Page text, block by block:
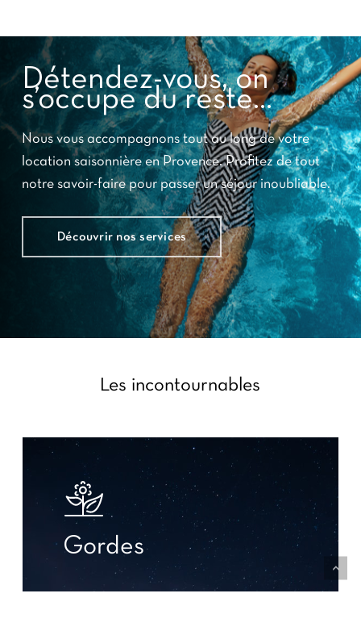
Détendez-vous, on
s’occupe du reste…
Nous vous accompagnons tout au long de votre
location saisonnière en Provence. Profitez de tout
notre savoir-faire pour passer un séjour inoubliable.
Découvrir nos services
Les incontournables
Gordes